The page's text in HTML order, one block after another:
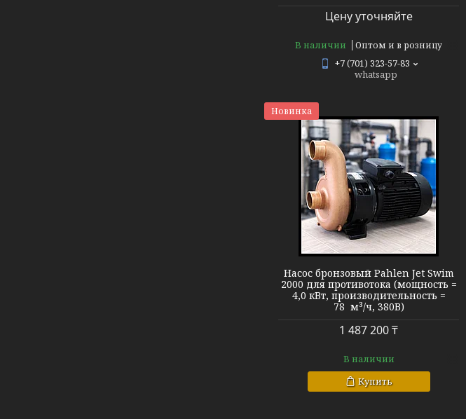
Цену уточняйте
В наличии Оптом и в розницу
+7 (701) 323-57-83
whatsapp
Новинка
Насос бронзовый Pahlen Jet Swim
2000 для противотока (мощность =
4,0 кВт, производительность =
78 м³/ч, 380В)
1 487 200 ₸
В наличии
Купить
Pahlen Jet Swim 2000